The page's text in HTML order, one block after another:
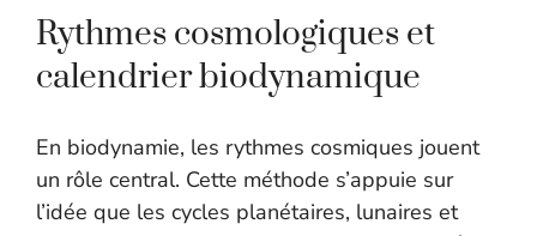
Rythmes cosmologiques et
calendrier biodynamique
En biodynamie, les rythmes cosmiques jouent
un rôle central. Cette méthode s’appuie sur
l’idée que les cycles planétaires, lunaires et